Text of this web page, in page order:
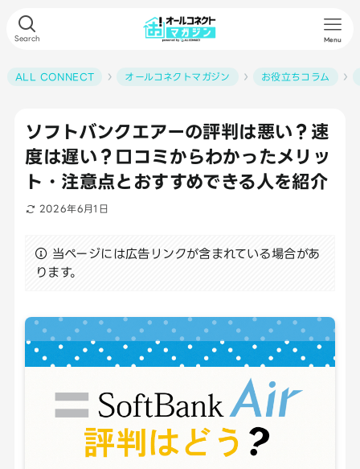
Search Menu
ALL CONNECT オールコネクトマガジン お役立ちコラム
ソフトバンクエアーの評判は悪い？速
度は遅い？口コミからわかったメリッ
ト・注意点とおすすめできる人を紹介
2026年6月1日
当ページには広告リンクが含まれている場合があ
ります。